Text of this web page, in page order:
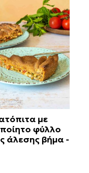
με
φύλλο
άλεσης βήμα -